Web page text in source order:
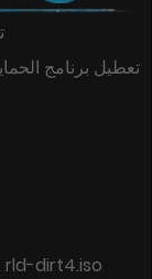
تعطيل برنامج
rld-dirt4.iso